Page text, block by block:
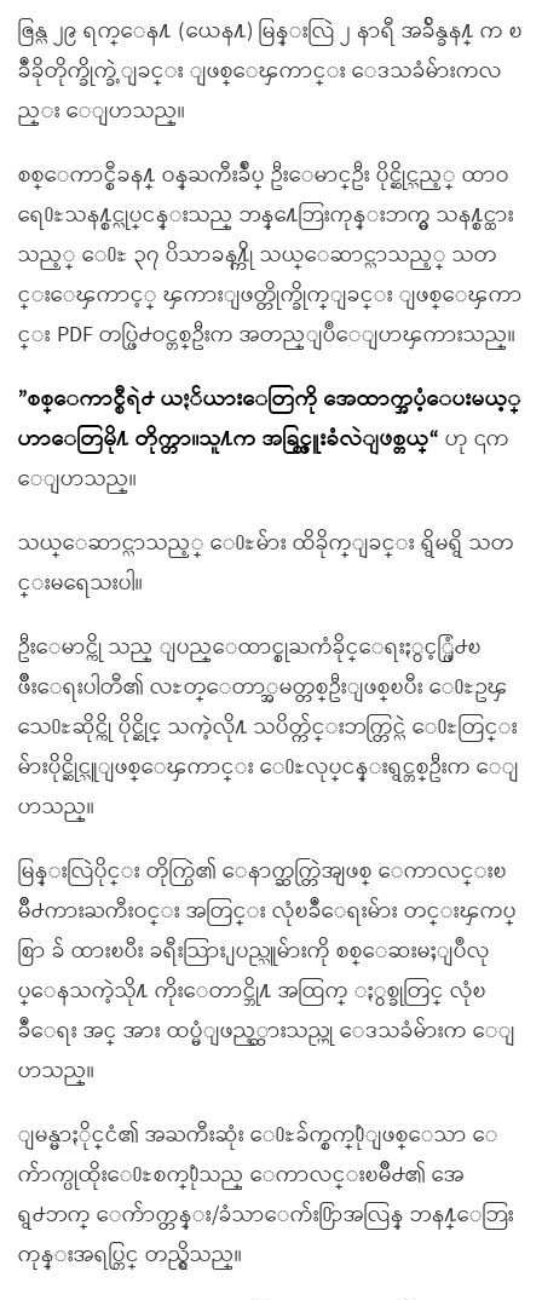
ဇြန္လ ၂၉ ရက္ေန႔ (ယေန႔) မြန္းလြဲ ၂ နာရီ အခ်ိန္ခန႔္ က ၿ
ခဳံခိုတိုက္ခိုက္ခဲ့ျခင္း ျဖစ္ေၾကာင္း ေဒသခံမ်ားကလ
ည္း ေျပာသည္။
စစ္ေကာင္စီခန႔္ ဝန္ႀကီးခ်ဳပ္ ဦးေမာင္ဦး ပိုင္ဆိုင္သည့္ ထာဝ
ရေ႐ႊသန႔္စင္လုပ္ငန္းသည္ ဘန္႔ေဘြးကုန္းဘက္မွ သန႔္စင္ထား
သည့္ ေ႐ႊ ၃၇ ပိသာခန႔္ကို သယ္ေဆာင္လာသည့္ သတ
င္းေၾကာင့္ ၾကားျဖတ္တိုက္ခိုက္ျခင္း ျဖစ္ေၾကာ
င္း PDF တပ္ဖြဲ႕ဝင္တစ္ဦးက အတည္ျပဳေျပာၾကားသည္။
”စစ္ေကာင္စီရဲ႕ ယႏၲယားေတြကို အေထာက္အပံ့ေပးမယ့္
ဟာေတြမို႔ တိုက္တာ။သူ႔က အခြင့္ထူးခံလဲျဖစ္တယ္“ ဟု ၎က
ေျပာသည္။
သယ္ေဆာင္လာသည့္ ေ႐ႊမ်ား ထိခိုက္ျခင္း ရွိမရွိ သတ
င္းမရေသးပါ။
ဦးေမာင္ကို သည္ ျပည္ေထာင္စုႀကံခိုင္ေရးႏွင့္ဖြံ႕ၿ
ဖိဳးေရးပါတီ၏ လႊတ္ေတာ္အမတ္တစ္ဦးျဖစ္ၿပီး ေ႐ႊဥၾ
သေ႐ႊဆိုင္ကို ပိုင္ဆိုင္ သကဲ့လို႔ သပိတ္က်င္းဘက္တြင္လဲ ေ႐ႊတြင္း
မ်ားပိုင္ဆိုင္သူျဖစ္ေၾကာင္း ေ႐ႊလုပ္ငန္းရွင္တစ္ဦးက ေျ
ပာသည္။
မြန္းလြဲပိုင္း တိုက္ပြဲ၏ ေနာက္ဆက္တြဲအျဖစ္ ေကာလင္းၿ
မိဳ႕ကားႀကီးဝင္း အတြင္း လုံၿခဳံေရးမ်ား တင္းၾကပ္
စြာ ခ် ထားၿပီး ခရီးသြား ျပည္သူမ်ားကို စစ္ေဆးမႈျပဳလု
ပ္ေနသကဲ့သို႔ ကိုးေတာင္ဘို႔ အထြက္ ႏွစ္ခုတြင္ လုံၿ
ခဳံေရး အင္ အား ထပ္မံျဖည့္ထားသည္ဟု ေဒသခံမ်ားက ေျ
ပာသည္။
ျမန္မာႏိုင္ငံ၏ အႀကီးဆုံး ေ႐ႊခ်က္စက္႐ုံျဖစ္ေသာ ေ
က်ာက္ပုထိုးေ႐ႊစက္႐ုံသည္ ေကာလင္းၿမိဳ႕၏ အေ
ရွ႕ဘက္ ေက်ာက္တန္း/ခံသာေက်း႐ြာအလြန္ ဘန႔္ေဘြး
ကုန္းအရပ္တြင္ တည္ရွိသည္။